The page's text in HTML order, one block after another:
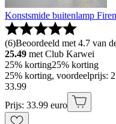
Konstsmide buitenlamp
(6)Beoordeeld met 4.7 van
25.49 met Club Karwei
25% korting25% korting
25% korting, voordeelprijs:
33.99
Prijs: 33.99 euro